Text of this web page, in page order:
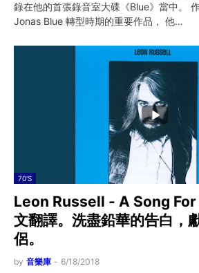
錄在他的首張錄音室大碟《Blue》當中。
Jonas Blue 轉型時期的重要作品， 他…
70'S
Leon Russell - A Song For
文翻譯。洗盡鉛華的告白，
侶。
by 音樂庫 - 6/18/2018